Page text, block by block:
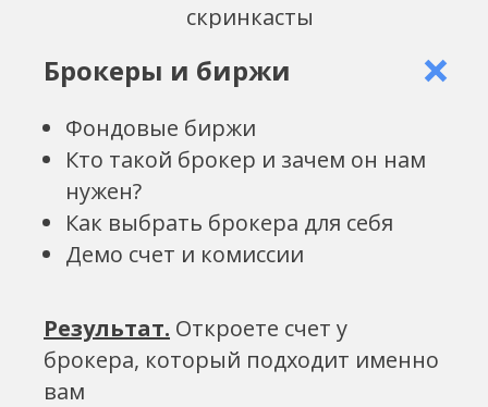
скринкасты
Брокеры и биржи
Фондовые биржи
Кто такой брокер и зачем он нам
нужен?
Как выбрать брокера для себя
Демо счет и комиссии
Результат. Откроете счет у
брокера, который подходит именно
вам